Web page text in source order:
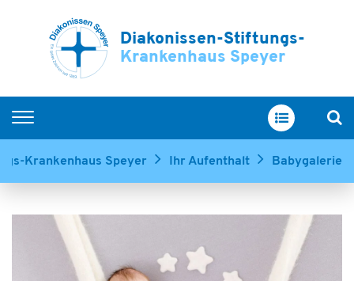
Diakonissen-Stiftungs-
Krankenhaus Speyer
Home
Ihr Aufenthalt
Über uns
Krankenhaus Speyer Ihr Aufenthalt Babygalerie